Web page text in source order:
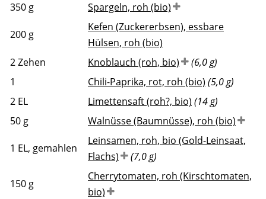
350 g Spargeln, roh (bio)
200 g
Kefen (Zuckererbsen), essbare
Hülsen, roh (bio)
2Zehen Knoblauch (roh, bio)
(6,0 g)
1
Chili-Paprika, rot, roh (bio) (5,0 g)
2 EL Limettensaft (roh?, bio) (14 g)
50 g Walnüsse (Baumnüsse), roh (bio)
1 EL, gemahlen
Leinsamen, roh, bio (Gold-Leinsaat,
Flachs)
(7,0 g)
150 g
Cherrytomaten, roh (Kirschtomaten,
bio)